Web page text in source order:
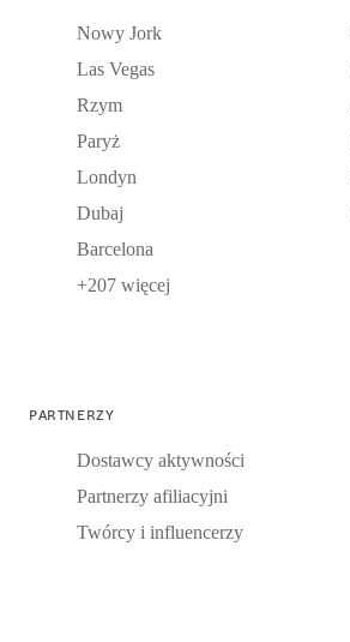
Nowy Jork
Las Vegas
Rzym
Paryż
Londyn
Dubaj
Barcelona
+207 więcej
PARTNERZY
Dostawcy aktywności
Partnerzy afiliacyjni
Twórcy i influencerzy